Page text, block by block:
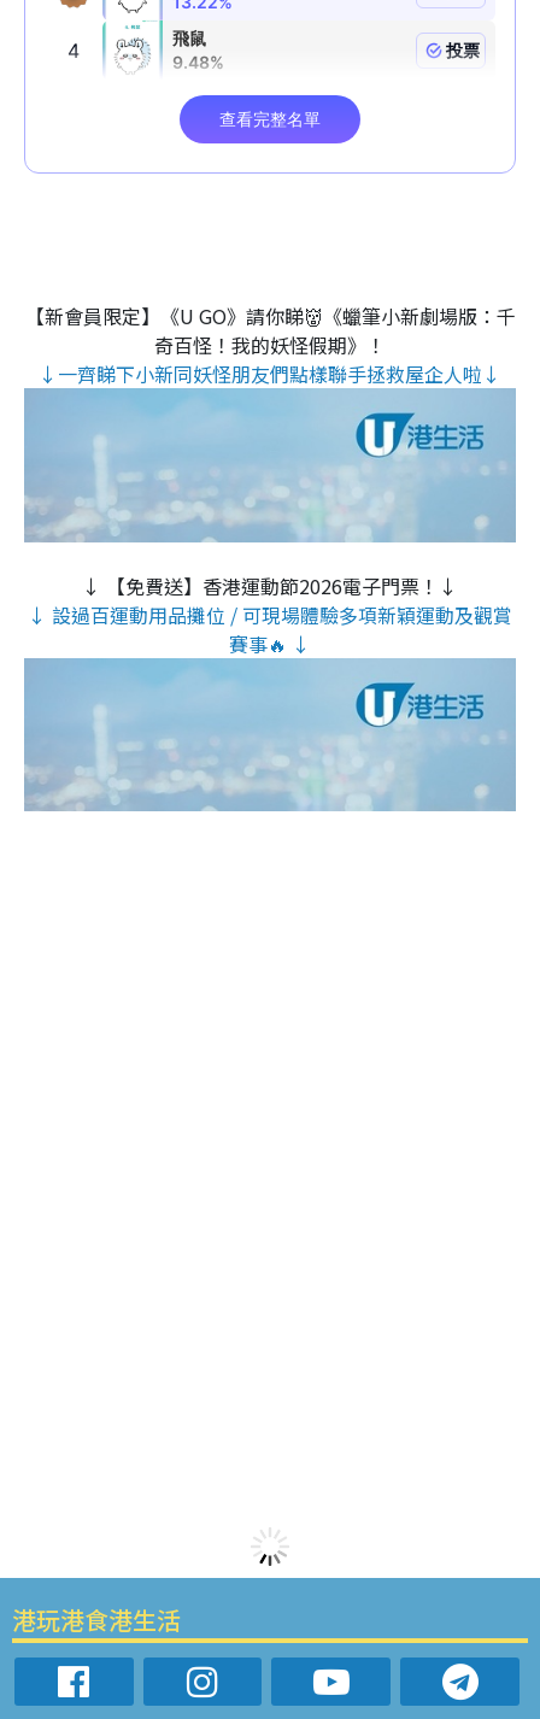
【新會員限定】《U GO》請你睇👹《蠟筆小新劇場版：千
奇百怪！我的妖怪假期》！
↓一齊睇下小新同妖怪朋友們點樣聯手拯救屋企人啦↓
↓ 【免費送】香港運動節2026電子門票！↓
↓ 設過百運動用品攤位 / 可現場體驗多項新穎運動及觀賞
賽事🔥 ↓
港玩港食港生活